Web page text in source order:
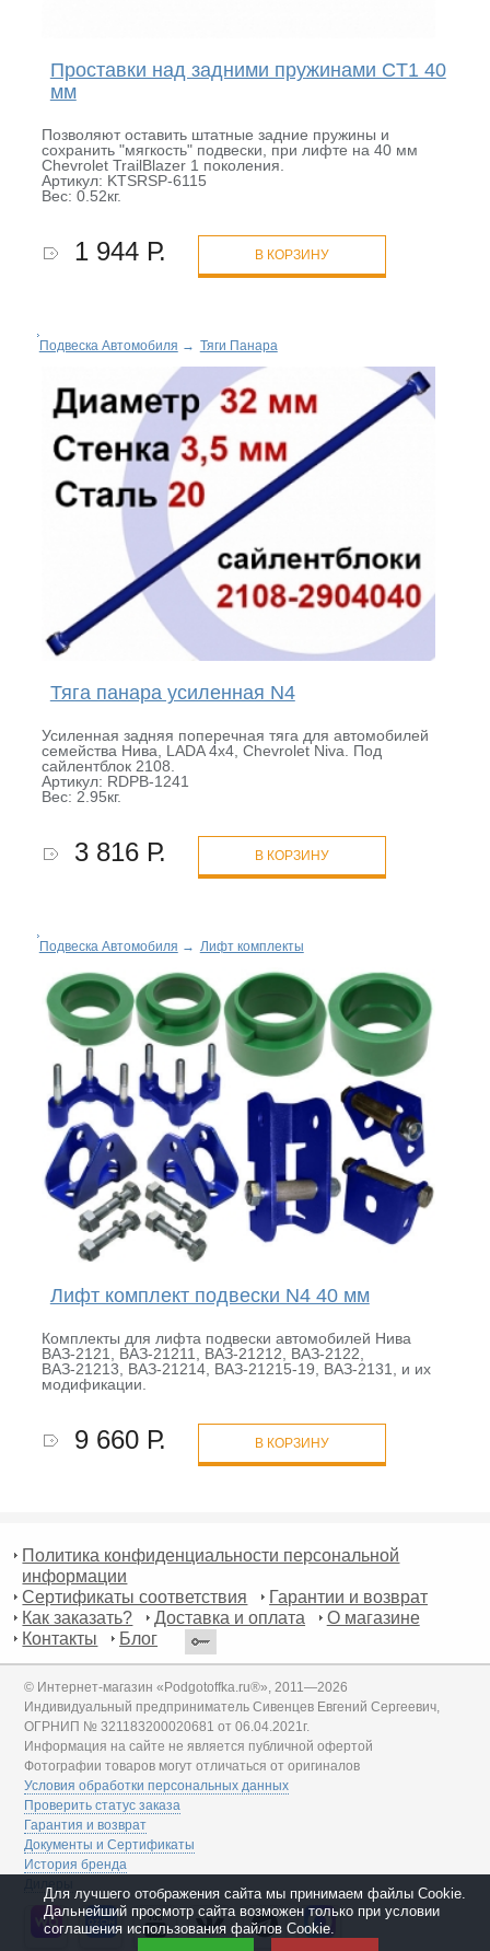
Проставки над задними пружинами CT1 40
мм
Позволяют оставить штатные задние пружины и
сохранить "мягкость" подвески, при лифте на 40 мм
Chevrolet TrailBlazer 1 поколения.
Артикул: KTSRSP-6115
Вес: 0.52кг.
1 944 Р. В КОРЗИНУ
Подвеска Автомобиля → Тяги Панара
Тяга панара усиленная N4
Усиленная задняя поперечная тяга для автомобилей
семейства Нива, LADA 4x4, Chevrolet Niva. Под
сайлентблок 2108.
Артикул: RDPB-1241
Вес: 2.95кг.
3 816 Р. В КОРЗИНУ
Подвеска Автомобиля → Лифт комплекты
Лифт комплект подвески N4 40 мм
Комплекты для лифта подвески автомобилей Нива
ВАЗ-2121, ВАЗ-21211, ВАЗ-21212, ВАЗ-2122,
ВАЗ-21213, ВАЗ-21214, ВАЗ-21215-19, ВАЗ-2131, и их
модификации.
9 660 Р. В КОРЗИНУ
Политика конфиденциальности персональной
информации
Сертификаты соответствия
Гарантии и возврат
Как заказать?
Доставка и оплата
О магазине
Контакты
Блог
© Интернет-магазин «Podgotoffka.ru®», 2011—2026
Индивидуальный предприниматель Сивенцев Евгений Сергеевич,
ОГРНИП № 321183200020681 от 06.04.2021г.
Информация на сайте не является публичной офертой
Фотографии товаров могут отличаться от оригиналов
Условия обработки персональных данных
Проверить статус заказа
Гарантия и возврат
Документы и Сертификаты
История бренда
Дилеры
Для лучшего отображения сайта мы принимаем файлы Cookie.
Дальнейший просмотр сайта возможен только при условии
соглашения использования файлов Cookie.